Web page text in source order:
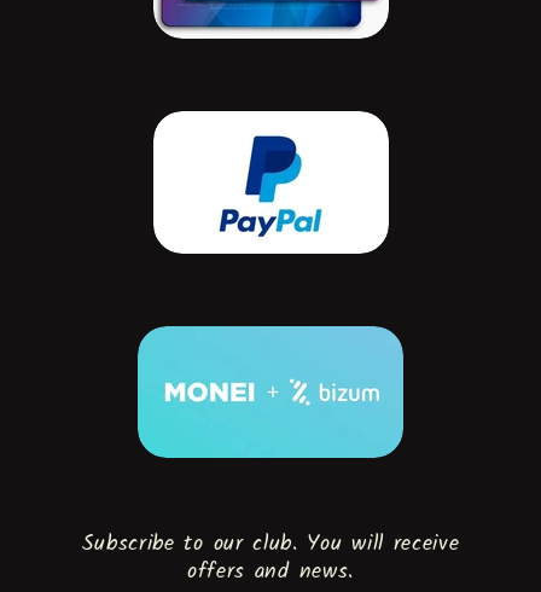
Subscribe to our club. You will receive
offers and news.